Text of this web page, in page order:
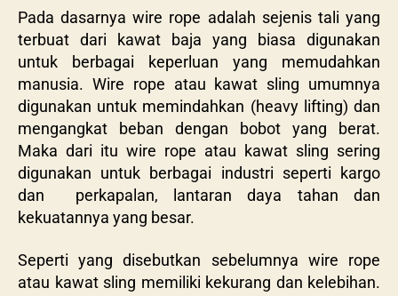
Pada dasarnya wire rope adalah sejenis tali yang
terbuat dari kawat baja yang biasa digunakan
untuk berbagai keperluan yang memudahkan
manusia. Wire rope atau kawat sling umumnya
digunakan untuk memindahkan (heavy lifting) dan
mengangkat beban dengan bobot yang berat.
Maka dari itu wire rope atau kawat sling sering
digunakan untuk berbagai industri seperti kargo
dan perkapalan, lantaran daya tahan dan
kekuatannya yang besar.
Seperti yang disebutkan sebelumnya wire rope
atau kawat sling memiliki kekurang dan kelebihan.